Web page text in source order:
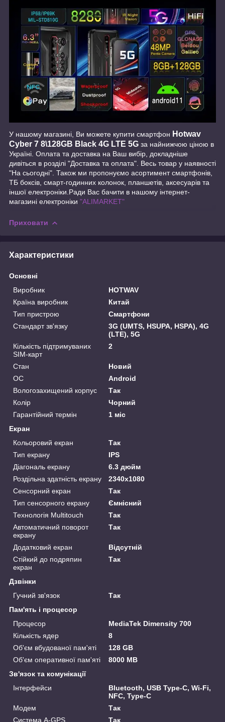
У нашому магазині, Ви можете купити смартфон Hotwav
Cyber 7 8\128GB Black 4G LTE 5G за найнижчою ціною в
Україні. Оплата та доставка на Ваш вибір, докладніше
дивіться в розділі "Доставка та оплата". Весь товар у наявності
"На сьогодні". Також ми пропонуємо асортимент смартфонів,
ТБ боксів, смарт-годинних колонок, планшетів, аксесуарів та
іншої електроніки.Ради Вас бачити в нашому інтернет-
магазині електроніки "ALIMARKET"
Приховати
Характеристики
Основні
Виробник
HOTWAV
Країна виробник
Китай
Тип пристрою
Смартфони
Стандарт зв'язку
3G (UMTS, HSUPA, HSPA), 4G
(LTE), 5G
Кількість підтримуваних
SIM-карт
2
Стан
Новий
ОС
Android
Вологозахищений корпус
Так
Колір
Чорний
Гарантійний термін
1 міс
Екран
Кольоровий екран
Так
Тип екрану
IPS
Діагональ екрану
6.3 дюйм
Роздільна здатність екрану
2340x1080
Сенсорний екран
Так
Тип сенсорного екрану
Ємнісний
Технологія Multitouch
Так
Автоматичний поворот
екрану
Так
Додатковий екран
Відсутній
Стійкий до подряпин
екран
Так
Дзвінки
Гучний зв'язок
Так
Пам'ять і процесор
Процесор
MediaTek Dimensity 700
Кількість ядер
8
Об'єм вбудованої пам'яті
128 GB
Об'єм оперативної пам'яті
8000 MB
Зв'язок та комунікації
Інтерфейси
Bluetooth, USB Type-C, Wi-Fi,
NFC, Type-C
Модем
Так
Система A-GPS
Так